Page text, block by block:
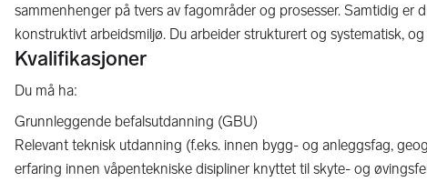
sammenhenger på tvers av fagområder og prosesser. Samtidig er
konstruktivt arbeidsmiljø. Du arbeider strukturert og systematisk,
Kvalifikasjoner
Du må ha:
Grunnleggende befalsutdanning (GBU)
Relevant teknisk utdanning (f.eks. innen bygg- og anleggsfag,
erfaring innen våpentekniske disipliner knyttet til skyte- og